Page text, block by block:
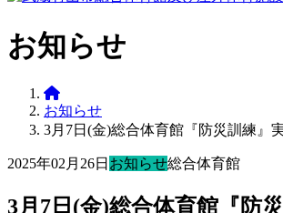
お知らせ
お知らせ
3月7日(金)総合体育館『防災訓練』
2025年02月26日 お知らせ総合体育館
3月7日(金)総合体育館『防